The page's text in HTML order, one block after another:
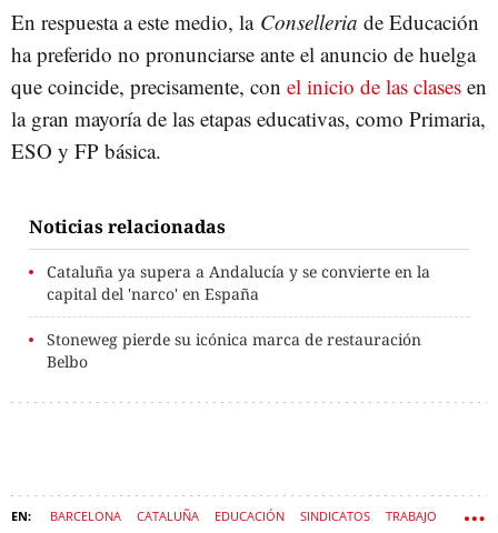
En respuesta a este medio, la Conselleria de Educación
ha preferido no pronunciarse ante el anuncio de huelga
que coincide, precisamente, con el inicio de las clases en
la gran mayoría de las etapas educativas, como Primaria,
ESO y FP básica.
Noticias relacionadas
Cataluña ya supera a Andalucía y se convierte en la
capital del 'narco' en España
Stoneweg pierde su icónica marca de restauración
Belbo
BARCELONA CATALUÑA EDUCACIÓN SINDICATOS TRABAJO